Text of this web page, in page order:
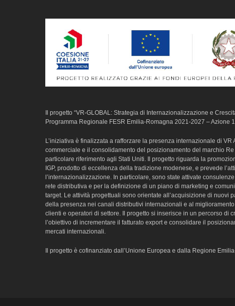
Il progetto “VR-GLOBAL: Strategia di Internazionalizzazione e
Programma Regionale FESR Emilia-Romagna 2021-2027 – Azione
L’iniziativa è finalizzata a rafforzare la presenza internazionale di VR
commerciale e il consolidamento del posizionamento del marchio
particolare riferimento agli Stati Uniti. Il progetto riguarda la
IGP, prodotto di eccellenza della tradizione modenese, e prevede
l’internazionalizzazione. In particolare, sono state attivate
rete distributiva e per la definizione di un piano di marketing e
target. Le attività progettuali sono orientate all’acquisizione di nuovi
della presenza nei canali distributivi internazionali e al
clienti e operatori di settore. Il progetto si inserisce in un percorso di
l’obiettivo di incrementare il fatturato export e consolidare il
mercati internazionali.
Il progetto è cofinanziato dall’Unione Europea e dalla Regione